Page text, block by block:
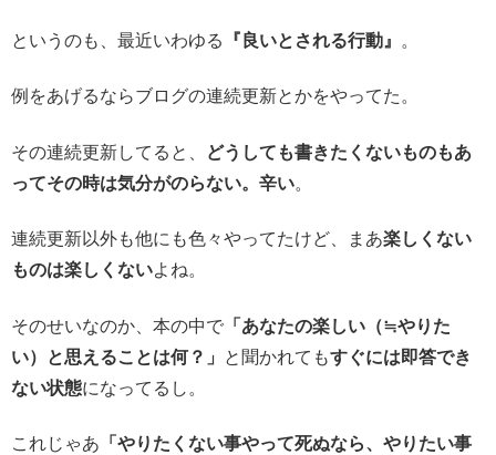
というのも、最近いわゆる 『良いとされる行動』 。
例をあげるならブログの連続更新とかをやってた。
その連続更新してると、
どうしても書きたくないものもあ
ってその時は気分がのらない。辛い。
連続更新以外も他にも色々やってたけど、まあ楽しくない
ものは楽しくないよね。
そのせいなのか、本の中で 「あなたの楽しい（≒やりた
い）と思えることは何？」
と聞かれてもすぐには即答でき
ない状態になってるし。
これじゃあ 「やりたくない事やって死ぬなら、やりたい事